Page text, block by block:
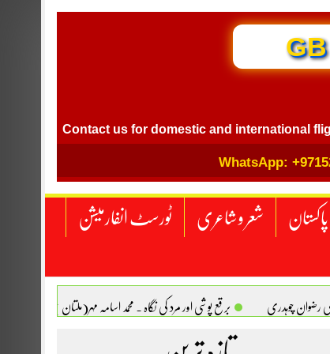
Contact us for domestic and international flight
WhatsApp:
پاکستان شعر و شاعری ٹورسٹ انفارمیشن
علی رضوان چوہدری برقع پوشی اور مرد کی نگاہ . محمد اسامہ مہر(ملتان )